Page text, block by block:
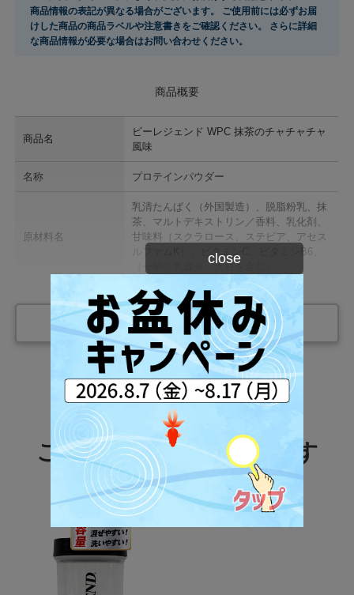
商品情報の表記が異なる場合がございます。 ご使用前には必ずお届
けした商品の商品ラベルや注意書きをご確認ください。 さらに詳細
な商品情報が必要な場合はお問い合わせください。
商品概要
商品名
ビーレジェンド WPC 抹茶のチャチャチャ
風味
名称 プロテインパウダー
原材料名
乳清たんぱく（外国製造）、脱脂粉乳、抹
茶、マルトデキストリン／香料、乳化剤、
甘味料（スクラロース、ステビア、アセス
ルファムK）、ビタミンC、ビタミンB6、
（一部に乳成分・大豆を含む）
900g
日本
栄養成分表示 1食（30g）あたり
エネルギー 119.1kcal
たんぱく質 20.8g
1.5g
炭水化物 4.7g
食塩相当量
もっと見る
この商品を買った人は、
こんな商品も買っています
close